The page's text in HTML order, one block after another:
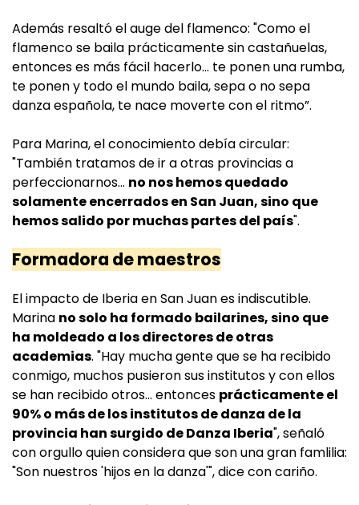
Además resaltó el auge del flamenco: "Como el
flamenco se baila prácticamente sin castañuelas,
entonces es más fácil hacerlo... te ponen una rumba,
te ponen y todo el mundo baila, sepa o no sepa
danza española, te nace moverte con el ritmo”.
Para Marina, el conocimiento debía circular:
"También tratamos de ir a otras provincias a
perfeccionarnos... no nos hemos quedado
solamente encerrados en San Juan, sino que
hemos salido por muchas partes del país".
Formadora de maestros
El impacto de Iberia en San Juan es indiscutible.
Marina no solo ha formado bailarines, sino que
ha moldeado a los directores de otras
academias. "Hay mucha gente que se ha recibido
conmigo, muchos pusieron sus institutos y con ellos
se han recibido otros... entonces prácticamente el
90% o más de los institutos de danza de la
provincia han surgido de Danza Iberia", señaló
con orgullo quien considera que son una gran famlilia:
"Son nuestros 'hijos en la danza'", dice con cariño.